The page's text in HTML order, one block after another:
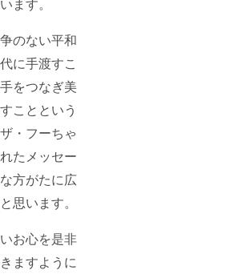
のない平和
に手渡すこ
をつなぎ美
ことという
・フーちゃ
たメッセー
方がたに広
思います。
お心を是非
ますように